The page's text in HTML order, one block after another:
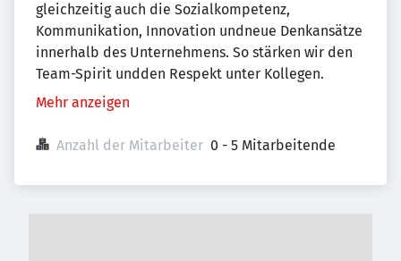
gleichzeitig auch die Sozialkompetenz,
Kommunikation, Innovation undneue Denkansätze
innerhalb des Unternehmens. So stärken wir den
Team-Spirit undden Respekt unter Kollegen.
Mehr anzeigen
Anzahl der Mitarbeiter 0 - 5 Mitarbeitende